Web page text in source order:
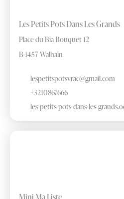
Les Petits Pots Dans Les Grands
Place du Bia Bouquet 12
B-1457 Walhain
lespetitspotsvrac@gmail.com
+3210867666
les-petits-pots-dans-les-